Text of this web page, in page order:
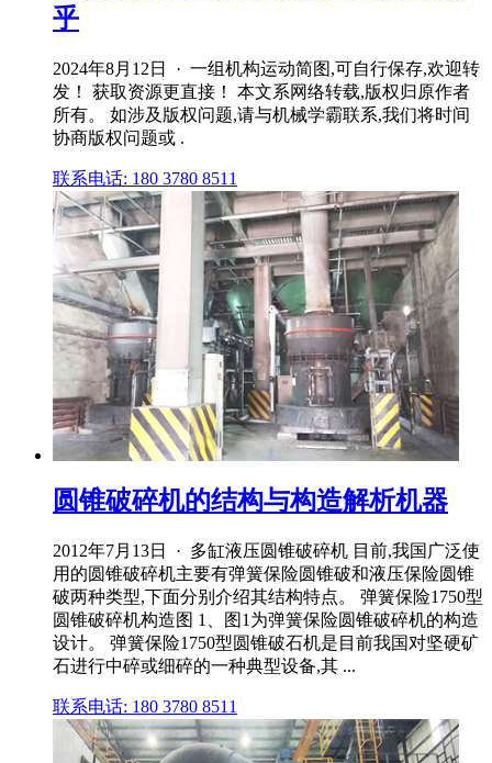
乎
2024年8月12日 · 一组机构运动简图,可自行保存,欢迎转
发！ 获取资源更直接！ 本文系网络转载,版权归原作者
所有。 如涉及版权问题,请与机械学霸联系,我们将时间
协商版权问题或 .
联系电话: 180 3780 8511
圆锥破碎机的结构与构造解析机器
2012年7月13日 · 多缸液压圆锥破碎机 目前,我国广泛使
用的圆锥破碎机主要有弹簧保险圆锥破和液压保险圆锥
破两种类型,下面分别介绍其结构特点。 弹簧保险1750型
圆锥破碎机构造图 1、图1为弹簧保险圆锥破碎机的构造
设计。 弹簧保险1750型圆锥破石机是目前我国对坚硬矿
石进行中碎或细碎的一种典型设备,其 ...
联系电话: 180 3780 8511